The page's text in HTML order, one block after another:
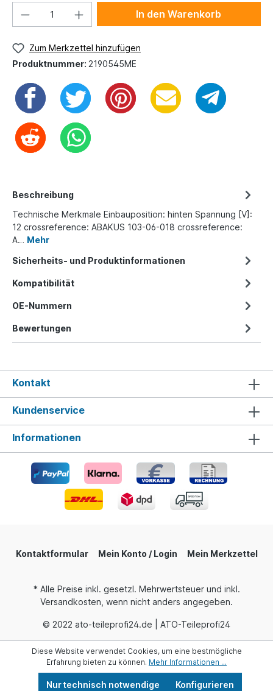
In den Warenkorb
Zum Merkzettel hinzufügen
Produktnummer: 2190545ME
Beschreibung
Technische Merkmale Einbauposition: hinten Spannung [V]:
12 crossreference: ABAKUS 103-06-018 crossreference:
A… Mehr
Sicherheits- und Produktinformationen
Kompatibilität
OE-Nummern
Bewertungen
Kontakt
Kundenservice
Informationen
Kontaktformular Mein Konto / Login Mein Merkzettel
* Alle Preise inkl. gesetzl. Mehrwertsteuer und inkl.
Versandkosten, wenn nicht anders angegeben.
© 2022 ato-teileprofi24.de | ATO-Teileprofi24
Diese Website verwendet Cookies, um eine bestmögliche
Erfahrung bieten zu können. Mehr Informationen ...
Nur technisch notwendige Konfigurieren